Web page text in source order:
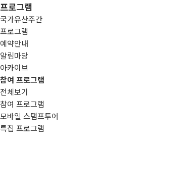
프로그램
국가유산주간
프로그램
예약안내
알림마당
아카이브
참여 프로그램
전체보기
참여 프로그램
모바일 스탬프투어
특집 프로그램